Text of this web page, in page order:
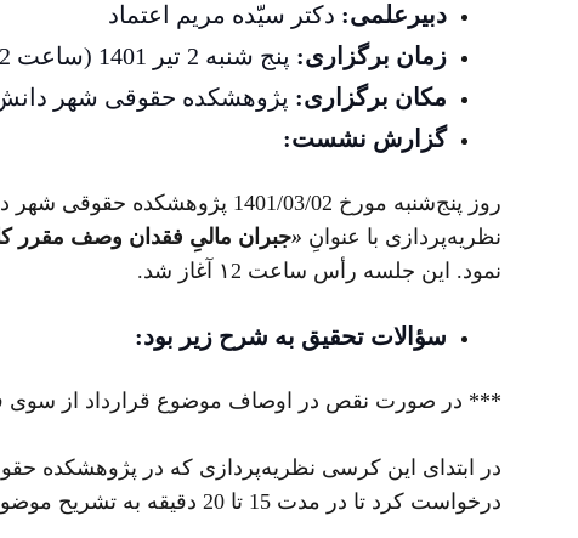
دبیرعلمی: دکتر سیّده مریم اعتماد
زمان برگزاری: پنج شنبه 2 تیر 1401 (ساعت 12)
مکان برگزاری: پژوهشکده حقوقی شهر
گزارش نشست:
روز پنج‌شنبه مورخ 1401/03/02
نظریه‌پردازی با عنوانِ «جبران مالیِ فقدان وصف مقرر
نمود. این جلسه رأس ساعت ۱2 آغاز شد.
سؤالات تحقیق به شرح زیر بود:
*** در صورت نقص در اوصاف موضوع قرارداد از سوی
در ابتدای این کرسی نظریه‌پردازی که در پژوهشکده
درخواست کرد تا در مدت 15 تا 20 دقیقه به تشریح موضوع خود بپردازد.